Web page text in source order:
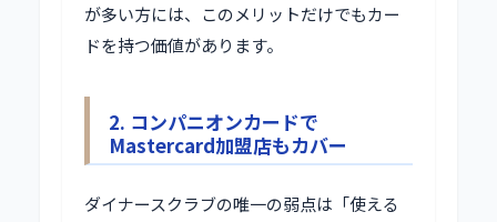
が多い方には、このメリットだけでもカー
ドを持つ価値があります。
2. コンパニオンカードで
Mastercard加盟店もカバー
ダイナースクラブの唯一の弱点は「使える